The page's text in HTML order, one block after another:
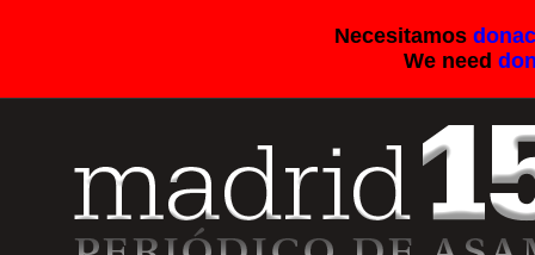
Necesitamos
We need